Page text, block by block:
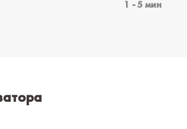
1 - 5 мин